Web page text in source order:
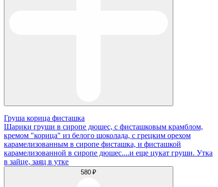
Груша корица фисташка
Шарики груши в сиропе дюшес, с фисташковым крамблом,
кремом "корица" из белого шоколада, с грецким орехом
карамелизованным в сиропе фисташка, и фисташкой
карамелизованной в сиропе дюшес....и еще цукат груши. Утка
в зайце, заяц в утке
580 ₽